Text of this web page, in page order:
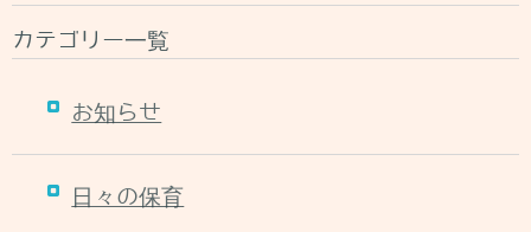
カテゴリー一覧
お知らせ
日々の保育